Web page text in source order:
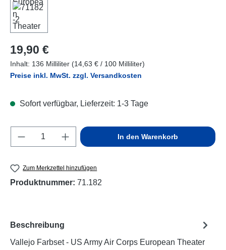
Regulärer Preis:
19,90 €
Inhalt: 136 Milliliter (14,63 € / 100 Milliliter)
Preise inkl. MwSt. zzgl. Versandkosten
Sofort verfügbar, Lieferzeit: 1-3 Tage
Produkt Anzahl: Gib den gewünschten
In den Warenkorb
Zum Merkzettel hinzufügen
Produktnummer: 71.182
Beschreibung
Vallejo Farbset - US Army Air Corps European Theater